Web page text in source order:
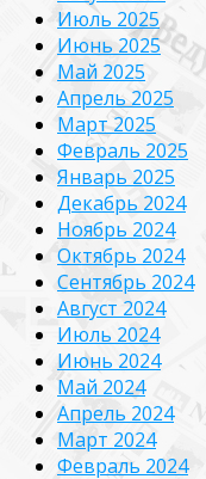
Июль 2025
Июнь 2025
Май 2025
Апрель 2025
Март 2025
Февраль 2025
Январь 2025
Декабрь 2024
Ноябрь 2024
Октябрь 2024
Сентябрь 2024
Август 2024
Июль 2024
Июнь 2024
Май 2024
Апрель 2024
Март 2024
Февраль 2024